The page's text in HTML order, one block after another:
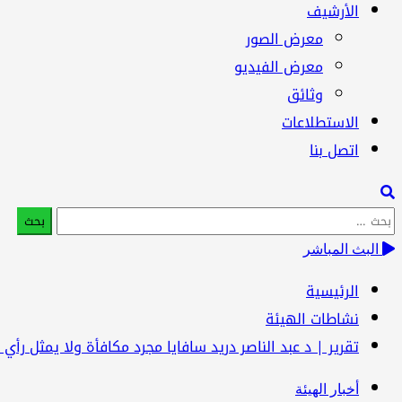
الأرشيف
معرض الصور
معرض الفيديو
وثائق
الاستطلاعات
اتصل بنا
البحث
عن:البث المباشر
الرئيسية
نشاطات الهيئة
تقرير | د عبد الناصر درید سافايا مجرد مكافأة ولا يمثل رأي
أخبار الهيئة